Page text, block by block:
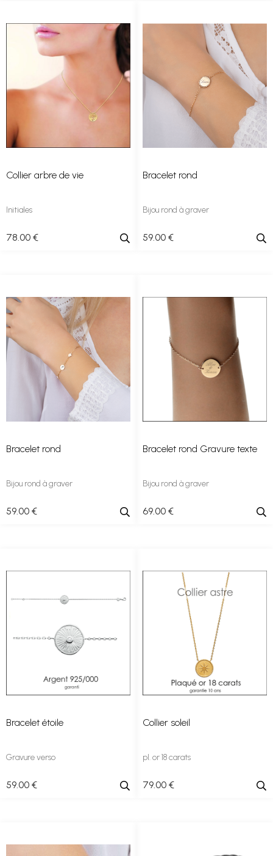
Collier arbre de vie
Initiales
78.00 €
Bracelet rond
Bijou rond à graver
59.00 €
Bracelet rond
Bijou rond à graver
59.00 €
Bracelet rond Gravure texte
Bijou rond à graver
69.00 €
Bracelet étoile
Gravure verso
59.00 €
Collier soleil
pl. or 18 carats
79.00 €